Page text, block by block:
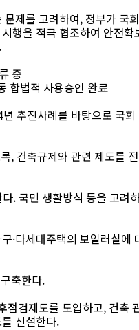
문제를 고려하여, 정부가 국
행을 적극 협조하여 안전확
중
법적 사용승인 완료
추진사례를 바탕으로 국회
, 건축규제와 관련 제도를
. 국민 생활방식 등을 고려
·다세대주택의 보일러실에
축한다.
점검제도를 도입하고, 건축
신설한다.